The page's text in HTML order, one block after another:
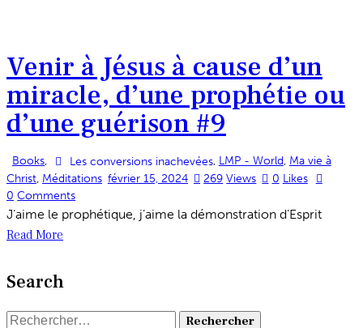
Venir à Jésus à cause d’un
miracle, d’une prophétie ou
d’une guérison #9
Books, Les conversions inachevées, LMP - World, Ma vie à
Christ, Méditations février 15, 2024 269 Views 0 Likes
0 Comments
J’aime le prophétique, j’aime la démonstration d’Esprit
Read More
Search
Rechercher :